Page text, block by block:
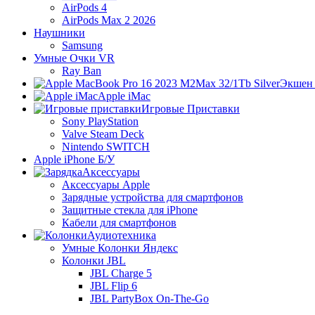
AirPods 4
AirPods Max 2 2026
Наушники
Samsung
Умные Очки VR
Ray Ban
Экшен
Apple iMac
Игровые Приставки
Sony PlayStation
Valve Steam Deck
Nintendo SWITCH
Apple iPhone Б/У
Аксессуары
Аксессуары Apple
Зарядные устройства для смартфонов
Защитные стекла для iPhone
Кабели для смартфонов
Аудиотехника
Умные Колонки Яндекс
Колонки JBL
JBL Charge 5
JBL Flip 6
JBL PartyBox On-The-Go